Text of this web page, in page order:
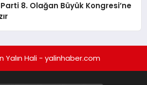
8. Olağan Büyük Kongresi’ne
Yalın Hali - yalinhaber.com